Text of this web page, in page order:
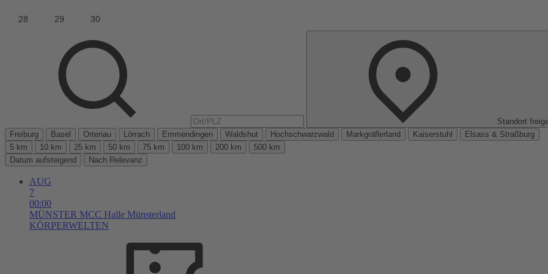
Standort
Freiburg
Basel Ortenau Lörrach Emmendingen Waldshut Hochschwarzwald Markgräflerland Kaiserstuhl
Elsass & Straßburg
5 km
10 km 25 km 50 km 75 km 100 km 200 km
500 km
Datum aufsteigend
Nach Relevanz
AUG
7
00:00
MÜNSTER MCC Halle Münsterland
KÖRPERWELTEN